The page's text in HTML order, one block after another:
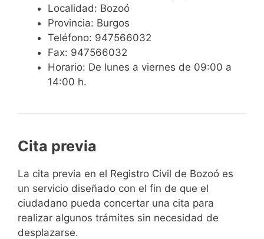
Localidad: Bozoó
Provincia: Burgos
Teléfono: 947566032
Fax: 947566032
Horario: De lunes a viernes de 09:00 a
14:00 h.
Cita previa
​​​​​​​​​​​​​​​​​​​​​​​​​​​​La cita previa en el Registro Civil de Bozoó es
un servicio diseñado con el fin de que el
ciudadano pueda concertar una cita para
realizar algunos trámites sin necesidad de
desplazarse.​